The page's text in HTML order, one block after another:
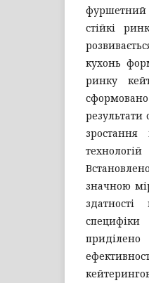
фуршетний
стійкі
кухонь
ринку
результати
зростання
значною
специфіки